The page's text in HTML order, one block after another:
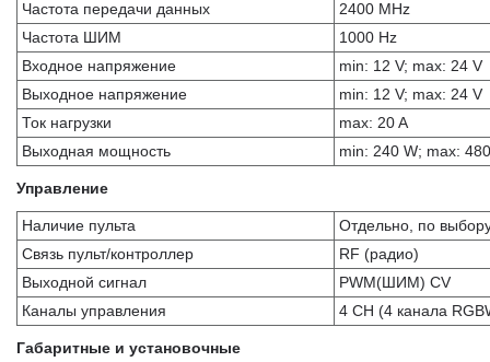
Частота передачи данных
2400 MHz
Частота ШИМ
1000 Hz
Входное напряжение
min: 12 V; max: 24 V
Выходное напряжение
min: 12 V; max: 24 V
Ток нагрузки
max: 20 A
Выходная мощность
min: 240 W; max:
Управление
Наличие пульта
Отдельно, по
Связь пульт/контроллер
RF (радио)
Выходной сигнал
PWM(ШИМ) CV
Каналы управления
4 CH (4 канала
Габаритные и установочные